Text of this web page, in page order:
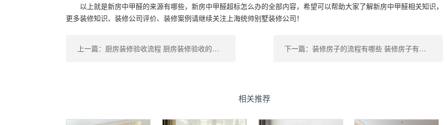
以上就是新房中甲醛的来源有哪些，新房中甲醛超标怎么办的全部内容，希望可以帮助大家了解新房中甲醛相关知识，
更多装修知识、装修公司评价、装修案例请继续关注上海统帅别墅装修公司！
上一篇：厨房装修验收流程 厨房装修验收的标准 下一篇：装修房子的流程有哪些 装修房子有质量问题怎么办
相关推荐